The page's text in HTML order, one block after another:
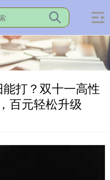
打？双十一高性
百元轻松升级